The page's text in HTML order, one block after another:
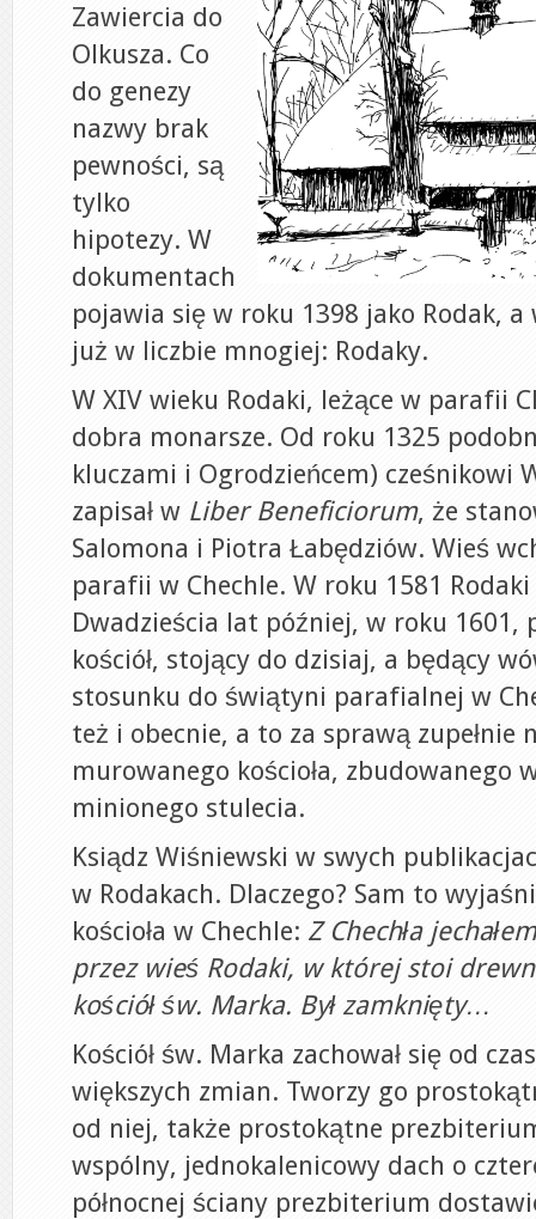
Zawiercia do
Olkusza. Co
do genezy
nazwy brak
pewności, są
tylko
hipotezy. W
dokumentach
pojawia się w roku 1398 jako Rodak,
już w liczbie mnogiej: Rodaky.
W XIV wieku Rodaki, leżące w parafii
dobra monarsze. Od roku 1325
kluczami i Ogrodzieńcem) cześnikowi
zapisał w Liber Beneficiorum, że
Salomona i Piotra Łabędziów. Wieś
parafii w Chechle. W roku 1581 Rodaki
Dwadzieścia lat później, w roku 1601,
kościół, stojący do dzisiaj, a będący
stosunku do świątyni parafialnej w
też i obecnie, a to za sprawą zupełnie
murowanego kościoła, zbudowanego
minionego stulecia.
Ksiądz Wiśniewski w swych
w Rodakach. Dlaczego? Sam to
kościoła w Chechle: Z Chechła
przez wieś Rodaki, w której stoi
kościół św. Marka. Był zamknięty…
Kościół św. Marka zachował się od
większych zmian. Tworzy go
od niej, także prostokątne
wspólny, jednokalenicowy dach o
północnej ściany prezbiterium